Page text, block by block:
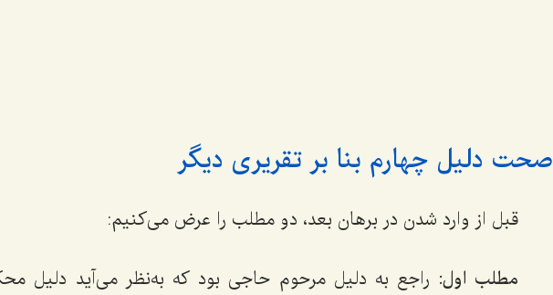
صحت دلیل چهارم بنا بر تقریری دیگر
قبل از وارد شدن در برهان بعد، دو مطلب را عرض می‌کنیم:
مطلب اول: راجع به دلیل مرحوم حاجی بود که به‌نظر می‌آید دلیل